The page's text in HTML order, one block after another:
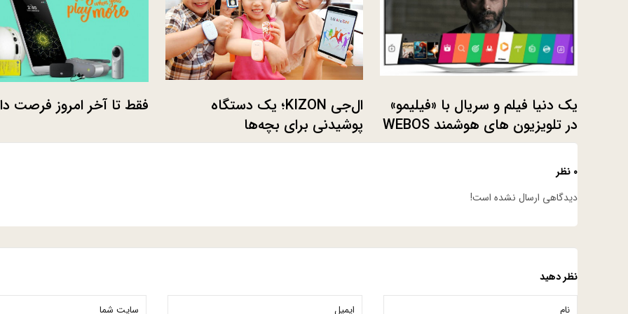
فقط تا آخر امروز فرصت
ال‌جی KIZON؛ یک دستگاه
پوشیدنی برای بچه‌ها
یک دنیا فیلم و سریال با «فیلیمو»
در تلویزیون های هوشمند WEBOS
ال جی
۰ نظر
دیدگاهی ارسال نشده است!
نظر دهید